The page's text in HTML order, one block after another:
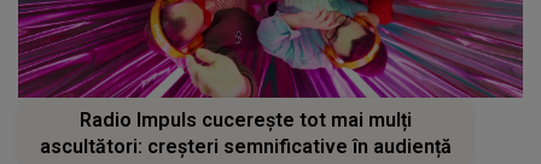
Radio Impuls cucerește tot mai mulți
ascultători: creșteri semnificative în audiență